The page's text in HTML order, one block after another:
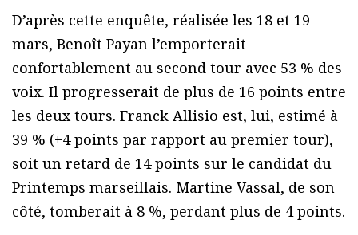
D’après cette enquête, réalisée les 18 et 19
mars, Benoît Payan l’emporterait
confortablement au second tour avec 53 % des
voix. Il progresserait de plus de 16 points entre
les deux tours. Franck Allisio est, lui, estimé à
39 % (+4 points par rapport au premier tour),
soit un retard de 14 points sur le candidat du
Printemps marseillais. Martine Vassal, de son
côté, tomberait à 8 %, perdant plus de 4 points.